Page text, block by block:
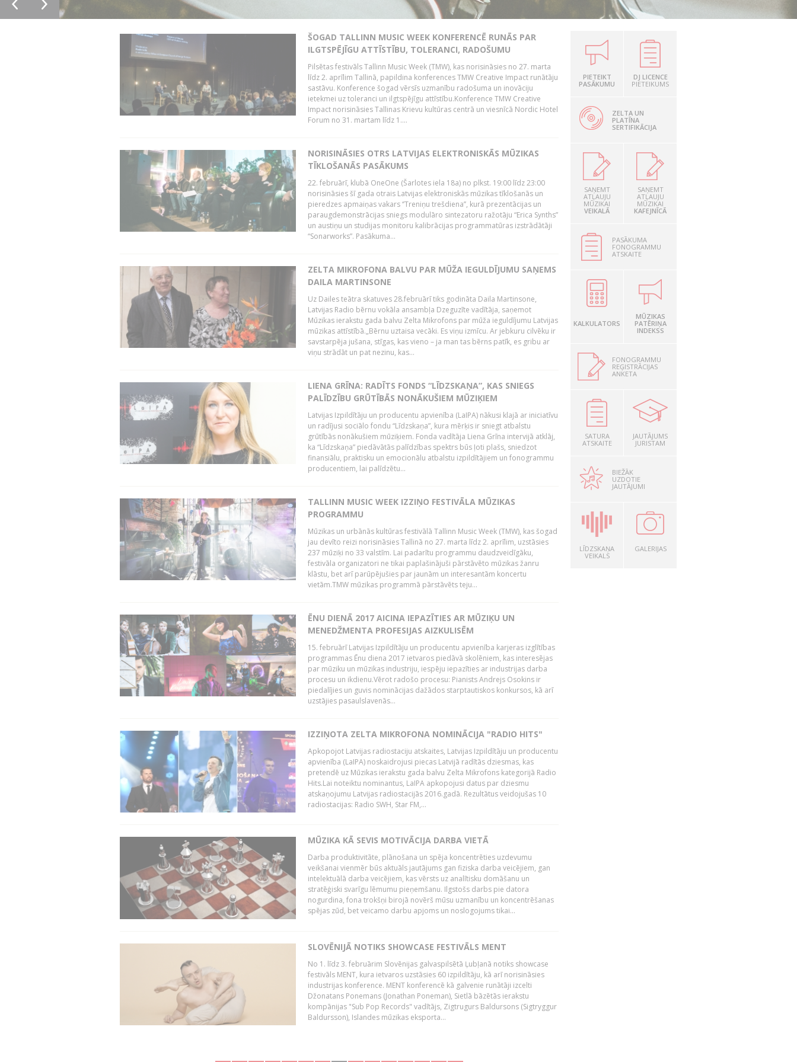
ŠOGAD TALLINN MUSIC WEEK KONFERENCĒ RUNĀS PAR
ILGTSPĒJĪGU ATTĪSTĪBU, TOLERANCI, RADOŠUMU
Pilsētas festivāls Tallinn Music Week (TMW), kas norisināsies no 27. marta
līdz 2. aprīlim Tallinā, papildina konferences TMW Creative Impact runātāju
sastāvu. Konference šogad vērsīs uzmanību radošuma un inovāciju
ietekmei uz toleranci un ilgtspējīgu attīstību.Konference TMW Creative
Impact norisināsies Tallinas Krievu kultūras centrā un viesnīcā Nordic Hotel
Forum no 31. martam līdz 1....
NORISINĀSIES OTRS LATVIJAS ELEKTRONISKĀS MŪZIKAS
TĪKLOŠANĀS PASĀKUMS
22. februārī, klubā OneOne (Šarlotes iela 18a) no plkst. 19:00 līdz 23:00
norisināsies šī gada otrais Latvijas elektroniskās mūzikas tīklošanās un
pieredzes apmaiņas vakars ‘’Treniņu trešdiena’’, kurā prezentācijas un
paraugdemonstrācijas sniegs modulāro sintezatoru ražotāju “Erica Synths”
un austiņu un studijas monitoru kalibrācijas programmatūras izstrādātāji
“Sonarworks”. Pasākuma...
ZELTA MIKROFONA BALVU PAR MŪŽA IEGULDĪJUMU SAŅEMS
DAILA MARTINSONE
Uz Dailes teātra skatuves 28.februārī tiks godināta Daila Martinsone,
Latvijas Radio bērnu vokāla ansambļa Dzeguzīte vadītāja, saņemot
Mūzikas ierakstu gada balvu Zelta Mikrofons par mūža ieguldījumu Latvijas
mūzikas attīstībā.„Bērnu uztaisa vecāki. Es viņu izmīcu. Ar jebkuru cilvēku ir
savstarpēja jušana, stīgas, kas vieno – ja man tas bērns patīk, es gribu ar
viņu strādāt un pat nezinu, kas...
LIENA GRĪNA: RADĪTS FONDS “LĪDZSKAŅA”, KAS SNIEGS
PALĪDZĪBU GRŪTĪBĀS NONĀKUŠIEM MŪZIĶIEM
Latvijas Izpildītāju un producentu apvienība (LaIPA) nākusi klajā ar iniciatīvu
un radījusi sociālo fondu “Līdzskaņa”, kura mērķis ir sniegt atbalstu
grūtībās nonākušiem mūziķiem. Fonda vadītāja Liena Grīna intervijā atklāj,
ka “Līdzskaņa” piedāvātās palīdzības spektrs būs ļoti plašs, sniedzot
finansiālu, praktisku un emocionālu atbalstu izpildītājiem un fonogrammu
producentiem, lai palīdzētu...
TALLINN MUSIC WEEK IZZIŅO FESTIVĀLA MŪZIKAS
PROGRAMMU
Mūzikas un urbānās kultūras festivālā Tallinn Music Week (TMW), kas šogad
jau devīto reizi norisināsies Tallinā no 27. marta līdz 2. aprīlim, uzstāsies
237 mūziķi no 33 valstīm. Lai padarītu programmu daudzveidīgāku,
festivāla organizatori ne tikai paplašinājuši pārstāvēto mūzikas žanru
klāstu, bet arī parūpējušies par jaunām un interesantām koncertu
vietām.TMW mūzikas programmā pārstāvēts teju...
ĒNU DIENĀ 2017 AICINA IEPAZĪTIES AR MŪZIĶU UN
MENEDŽMENTA PROFESIJAS AIZKULISĒM
15. februārī Latvijas Izpildītāju un producentu apvienība karjeras izglītības
programmas Ēnu diena 2017 ietvaros piedāvā skolēniem, kas interesējas
par mūziku un mūzikas industriju, iespēju iepazīties ar industrijas darba
procesu un ikdienu.Vērot radošo procesu: Pianists Andrejs Osokins ir
piedalījies un guvis nominācijas dažādos starptautiskos konkursos, kā arī
uzstājies pasaulslavenās...
IZZIŅOTA ZELTA MIKROFONA NOMINĀCIJA "RADIO HITS"
Apkopojot Latvijas radiostaciju atskaites, Latvijas Izpildītāju un producentu
apvienība (LaIPA) noskaidrojusi piecas Latvijā radītās dziesmas, kas
pretendē uz Mūzikas ierakstu gada balvu Zelta Mikrofons kategorijā Radio
Hits.Lai noteiktu nominantus, LaIPA apkopojusi datus par dziesmu
atskaņojumu Latvijas radiostacijās 2016.gadā. Rezultātus veidojušas 10
radiostacijas: Radio SWH, Star FM,...
MŪZIKA KĀ SEVIS MOTIVĀCIJA DARBA VIETĀ
Darba produktivitāte, plānošana un spēja koncentrēties uzdevumu
veikšanai vienmēr būs aktuāls jautājums gan fiziska darba veicējiem, gan
intelektuālā darba veicējiem, kas vērsts uz analītisku domāšanu un
stratēģiski svarīgu lēmumu pieņemšanu. Ilgstošs darbs pie datora
nogurdina, fona trokšņi birojā novērš mūsu uzmanību un koncentrēšanas
spējas zūd, bet veicamo darbu apjoms un noslogojums tikai...
SLOVĒNIJĀ NOTIKS SHOWCASE FESTIVĀLS MENT
No 1. līdz 3. februārim Slovēnijas galvaspilsētā Ļubļanā notiks showcase
festivāls MENT, kura ietvaros uzstāsies 60 izpildītāju, kā arī norisināsies
industrijas konference. MENT konferencē kā galvenie runātāji izcelti
Džonatans Ponemans (Jonathan Poneman), Sietlā bāzētās ierakstu
kompānijas "Sub Pop Records" vadītājs, Zigtrugurs Baldursons (Sigtryggur
Baldursson), Islandes mūzikas eksporta...
PIETEIKT
PASĀKUMU
DJ LICENCE
PIETEIKUMS
ZELTA UN
PLATĪNA
SERTIFIKĀCIJA
SAŅEMT
ATĻAUJU
MŪZIKAI
VEIKALĀ
SAŅEMT
ATĻAUJU
MŪZIKAI
KAFEJNĪCĀ
PASĀKUMA
FONOGRAMMU
ATSKAITE
KALKULATORS
MŪZIKAS
PATĒRIŅA
INDEKSS
FONOGRAMMU
REĢISTRĀCIJAS
ANKETA
SATURA
ATSKAITE
JAUTĀJUMS
JURISTAM
BIEŽĀK
UZDOTIE
JAUTĀJUMI
LĪDZSKAŅA
VEIKALS
GALERIJAS